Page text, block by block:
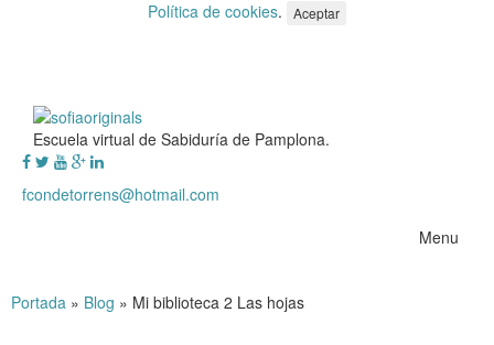
Política de cookies. Aceptar
Escuela virtual de Sabiduría de Pamplona.
fcondetorrens@hotmail.com
Menu
Portada » Blog » Mi biblioteca 2 Las hojas